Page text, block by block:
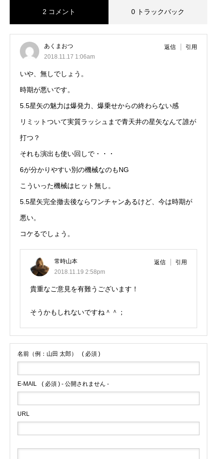
2 コメント 0 トラックバック
あくまおつ
2018.11.17 1:06am
返信 引用
いや、無しでしょう。
時期が悪いです。
5.5星矢の魅力は爆発力、爆乗せからの終わらない感
リミットついて実質ラッシュまで青天井の星矢なんて誰が
打つ？
それも演出も使い回しで・・・
6が分かりやすい別の機械なのもNG
こういった機械はヒット無し。
5.5星矢完全撤去後ならワンチャンあるけど、今は時期が
悪い。
コケるでしょう。
常時山本
2018.11.19 2:58pm
返信 引用
貴重なご意見を有難うございます！
そうかもしれないですね＾＾；
名前（例：山田 太郎） ( 必須 )
E-MAIL ( 必須 ) - 公開されません -
URL